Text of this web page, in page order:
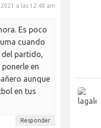
a las 12:48 am
Es poco
cuando
partido,
en
aunque
en tus
Responder